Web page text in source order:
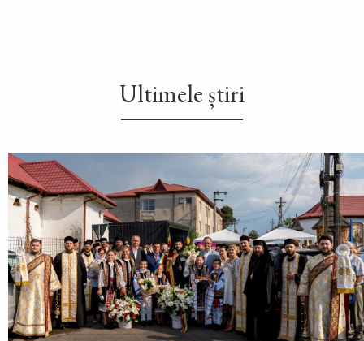
Ultimele știri